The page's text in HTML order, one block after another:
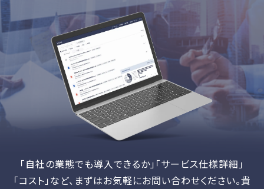
「自社の業態でも導入できるか」「サービス仕様詳細」
「コスト」など、 まずはお気軽にお問い合わせください。貴